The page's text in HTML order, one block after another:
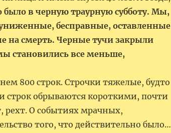
было в черную траурную субботу. Мы,
бесправные, оставленные
на смерть. Черные тучи закрыли
становились все меньше,
800 строк. Строчки тяжелые, будто
строк обрываются короткими, почти
рехт. О событиях мрачных,
того, что действительно было…